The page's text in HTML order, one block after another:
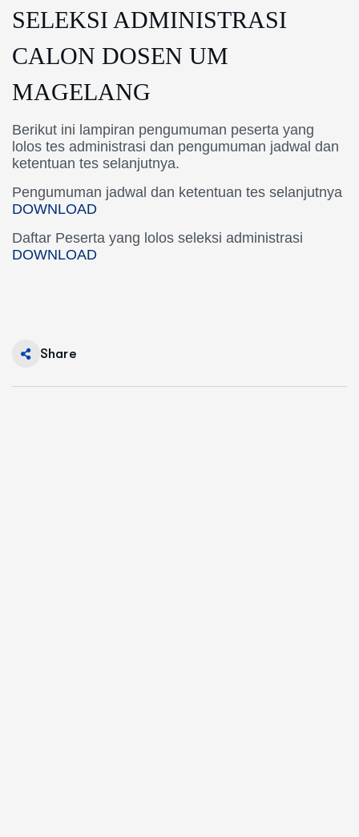
SELEKSI ADMINISTRASI
CALON DOSEN UM
MAGELANG
Berikut ini lampiran pengumuman peserta yang
lolos tes administrasi dan pengumuman jadwal dan
ketentuan tes selanjutnya.
Pengumuman jadwal dan ketentuan tes selanjutnya
DOWNLOAD
Daftar Peserta yang lolos seleksi administrasi
DOWNLOAD
Share